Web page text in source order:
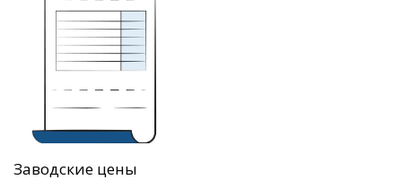
Заводские цены